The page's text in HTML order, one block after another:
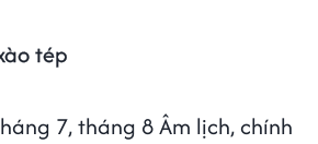
tép
7, tháng 8 Âm lịch, chính